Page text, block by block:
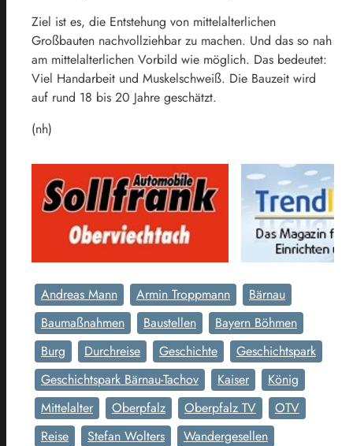
Ziel ist es, die Entstehung von mittelalterlichen
Großbauten nachvollziehbar zu machen. Und das so nah
am mittelalterlichen Vorbild wie möglich. Das bedeutet:
Viel Handarbeit und Muskelschweiß. Die Bauzeit wird
auf rund 18 bis 20 Jahre geschätzt.
(nh)
Andreas Mann Armin Troppmann
Bärnau
Baumaßnahmen
Baustellen
Bayern Böhmen
Burg
Durchreise Geschichte
Geschichtspark
Geschichtspark Bärnau-Tachov
Kaiser
König
Mittelalter
Oberpfalz Oberpfalz TV
OTV
Reise
Stefan Wolters Wandergesellen